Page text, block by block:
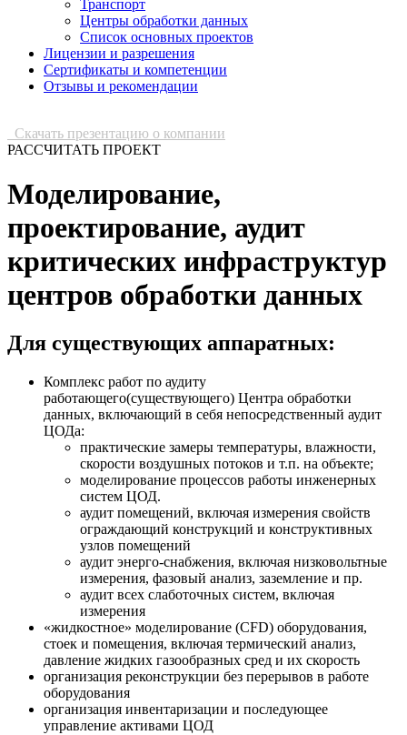
Транспорт
Центры обработки данных
Список основных проектов
Лицензии и разрешения
Сертификаты и компетенции
Отзывы и рекомендации
Скачать презентацию о компании
РАССЧИТАТЬ ПРОЕКТ
Моделирование,
проектирование, аудит
критических инфраструктур
центров обработки данных
Для существующих аппаратных:
Комплекс работ по аудиту
работающего(существующего) Центра обработки
данных, включающий в себя непосредственный аудит
ЦОДа:
практические замеры температуры, влажности,
скорости воздушных потоков и т.п. на объекте;
моделирование процессов работы инженерных
систем ЦОД.
аудит помещений, включая измерения свойств
ограждающий конструкций и конструктивных
узлов помещений
аудит энерго-снабжения, включая низковольтные
измерения, фазовый анализ, заземление и пр.
аудит всех слаботочных систем, включая
измерения
«жидкостное» моделирование (CFD) оборудования,
стоек и помещения, включая термический анализ,
давление жидких газообразных сред и их скорость
организация реконструкции без перерывов в работе
оборудования
организация инвентаризации и последующее
управление активами ЦОД